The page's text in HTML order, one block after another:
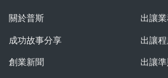
關於普斯
成功故事分享
創業新聞
出讓
出讓
出讓準